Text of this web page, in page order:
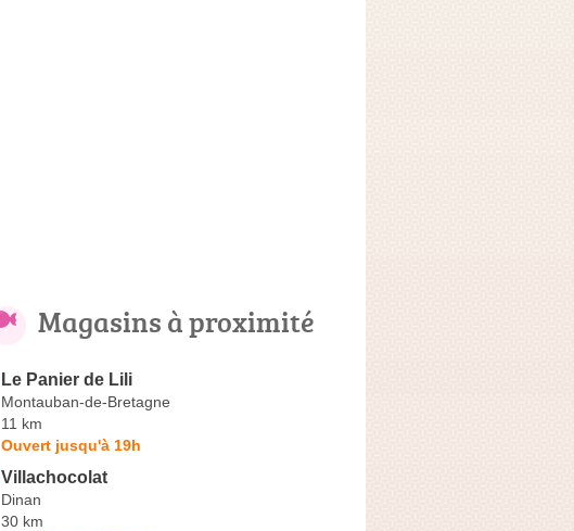
Magasins à proximité
Le Panier de Lili
Montauban-de-Bretagne
11 km
Ouvert jusqu'à 19h
Villachocolat
Dinan
30 km